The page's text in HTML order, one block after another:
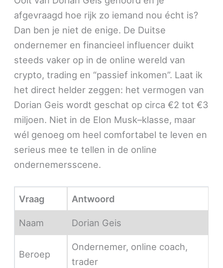
afgevraagd hoe rijk zo iemand nou écht is?
Dan ben je niet de enige. De Duitse
ondernemer en financieel influencer duikt
steeds vaker op in de online wereld van
crypto, trading en “passief inkomen”. Laat ik
het direct helder zeggen: het vermogen van
Dorian Geis wordt geschat op circa €2 tot €3
miljoen. Niet in de Elon Musk–klasse, maar
wél genoeg om heel comfortabel te leven en
serieus mee te tellen in de online
ondernemersscene.
Vraag Antwoord
Naam Dorian Geis
Beroep
Ondernemer, online coach,
trader